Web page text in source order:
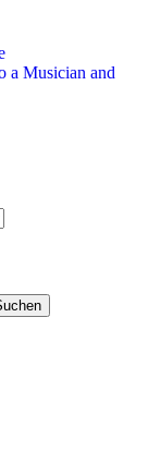
a Musician and